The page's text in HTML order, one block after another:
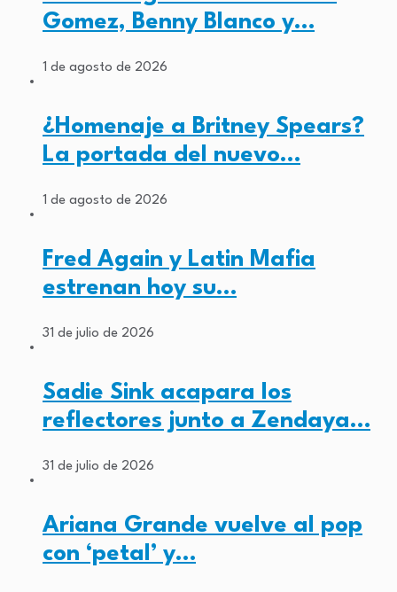
Gomez, Benny Blanco y…
1 de agosto de 2026
¿Homenaje a Britney Spears?
La portada del nuevo…
1 de agosto de 2026
Fred Again y Latin Mafia
estrenan hoy su…
31 de julio de 2026
Sadie Sink acapara los
reflectores junto a Zendaya…
31 de julio de 2026
Ariana Grande vuelve al pop
con ‘petal’ y…